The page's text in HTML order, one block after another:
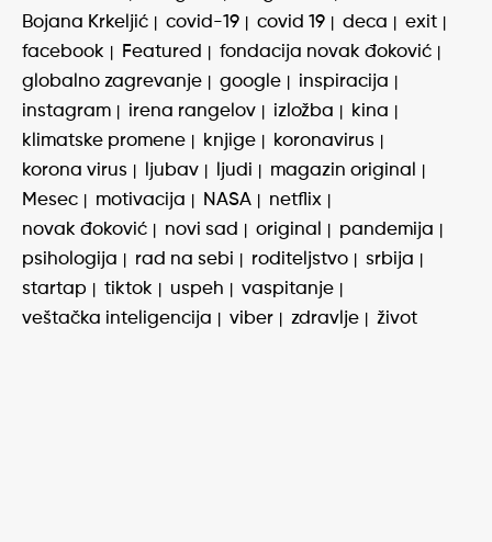
Bojana Krkeljić
covid-19 covid 19 deca
exit
facebook
Featured
fondacija novak đoković
globalno zagrevanje
google
inspiracija
instagram
irena rangelov izložba
kina
klimatske promene
knjige
koronavirus
korona virus
ljubav ljudi
magazin original
Mesec
motivacija NASA
netflix
novak đoković
novi sad original
pandemija
psihologija
rad na sebi roditeljstvo
srbija
startap
tiktok uspeh
vaspitanje
veštačka inteligencija
viber zdravlje život